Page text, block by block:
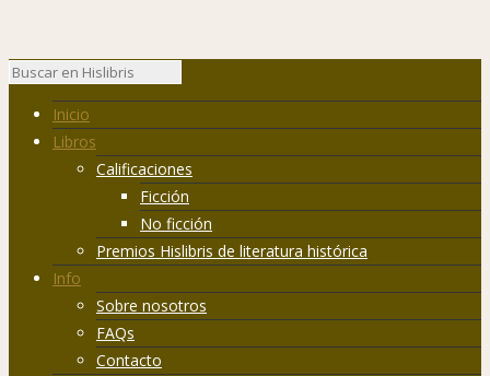
Inicio
Libros
Calificaciones
Ficción
No ficción
Premios Hislibris de literatura histórica
Info
Sobre nosotros
FAQs
Contacto